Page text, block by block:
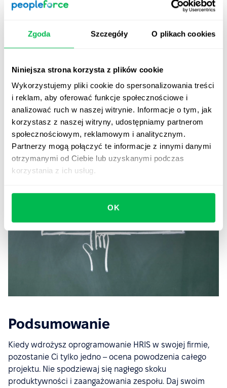
Zgoda Szczegóły O plikach cookies
Niniejsza strona korzysta z plików cookie
Wykorzystujemy pliki cookie do spersonalizowania treści
i reklam, aby oferować funkcje społecznościowe i
analizować ruch w naszej witrynie. Informacje o tym, jak
korzystasz z naszej witryny, udostępniamy partnerom
społecznościowym, reklamowym i analitycznym.
Partnerzy mogą połączyć te informacje z innymi danymi
otrzymanymi od Ciebie lub uzyskanymi podczas
korzystania z ich usług.
OK
Zakończenie wdrożenia to początek Twojej nowej
pracować w nowym środowisku. Udostępnij
swój zakres dostępu do systemu.
Zbierz feedback od zespołu
Zbieraj informacje zwrotne na temat systemu już od
pierwszego dnia. Pozwól pracownikom eksplorować
jego funkcje. Niech zgłaszają Ci na bieżąco
ewentualne problemy lub błędy. Współpracuj z
dostawcą, by je jak najszybciej eliminować.
Podsumowanie
Kiedy wdrożysz oprogramowanie HRIS w swojej firmie,
pozostanie Ci tylko jedno – ocena powodzenia całego
projektu. Nie spodziewaj się nagłego skoku
produktywności i zaangażowania zespołu. Daj swoim